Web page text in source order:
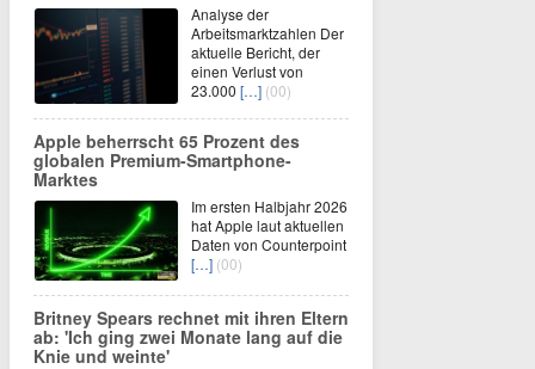
Analyse der
Arbeitsmarktzahlen Der
aktuelle Bericht, der
einen Verlust von
23.000 […] (00)
Apple beherrscht 65 Prozent des
globalen Premium-Smartphone-
Marktes
Im ersten Halbjahr 2026
hat Apple laut aktuellen
Daten von Counterpoint
[…] (00)
Britney Spears rechnet mit ihren Eltern
ab: 'Ich ging zwei Monate lang auf die
Knie und weinte'